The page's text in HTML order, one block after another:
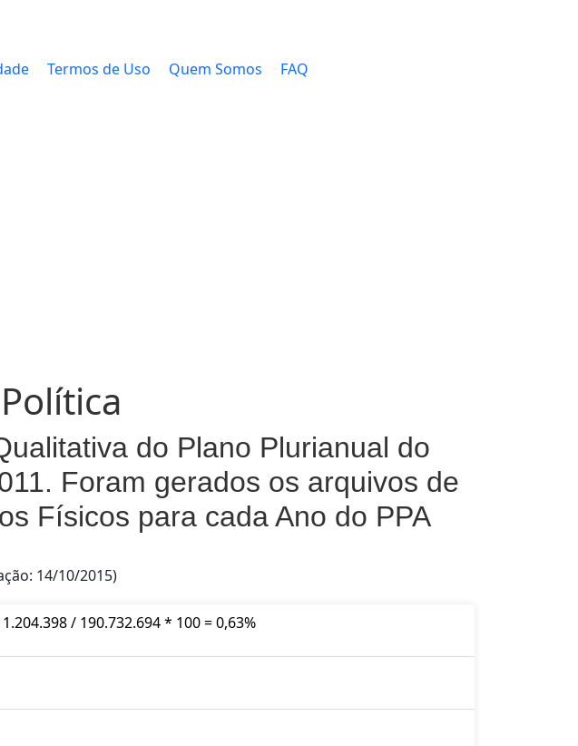
Termos de Uso Quem Somos FAQ
do Plano Plurianual do
Foram gerados os arquivos de
Físicos para cada Ano do PPA
14/10/2015)
/ 190.732.694 * 100 = 0,63%